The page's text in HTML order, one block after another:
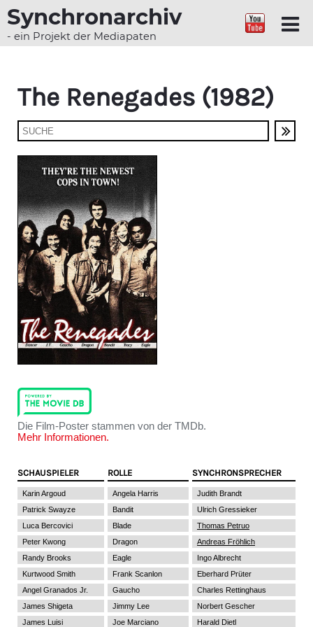
Synchronarchiv
- ein Projekt der Mediapaten
The Renegades (1982)
Die Film-Poster stammen von der TMDb.
Mehr Informationen.
SCHAUSPIELER ROLLE SYNCHRONSPRECHER
Karin Argoud Angela Harris
Judith Brandt
Patrick Swayze
Bandit
Ulrich Gressieker
Luca Bercovici
Blade
Thomas Petruo
Peter Kwong
Dragon
Andreas Fröhlich
Randy Brooks
Eagle
Ingo Albrecht
Kurtwood Smith
Frank Scanlon
Eberhard Prüter
Angel Granados Jr.
Gaucho
Charles Rettinghaus
James Shigeta
Jimmy Lee
Norbert Gescher
James Luisi
Joe Marciano Harald Dietl